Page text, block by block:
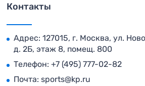
Контакты
Адрес: 127015, г. Москва, ул.
д. 2Б, этаж 8, помещ. 800
Телефон: +7 (495) 777-02-82
Почта: sports@kp.ru